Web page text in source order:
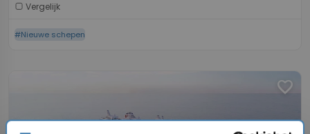
Vergelijk
#Nieuwe schepen
favorite